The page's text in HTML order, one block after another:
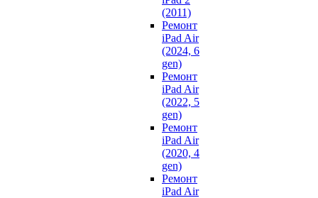
(2011)
Ремонт
iPad Air
(2024, 6
gen)
Ремонт
iPad Air
(2022, 5
gen)
Ремонт
iPad Air
(2020, 4
gen)
Ремонт
iPad Air